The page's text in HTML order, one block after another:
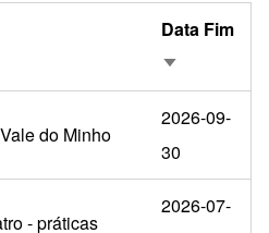
Data Fim
Ordenação
do Minho
2026-09-
30
- práticas
2026-07-